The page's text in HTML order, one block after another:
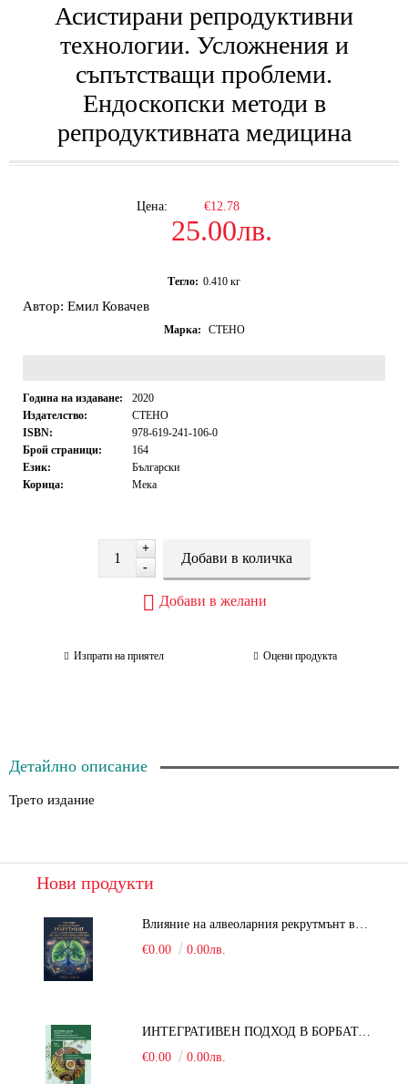
Асистирани репродуктивни
технологии. Усложнения и
съпътстващи проблеми.
Ендоскопски методи в
репродуктивната медицина
Цена: €12.78
25.00лв.
Тегло: 0.410 кг
Автор: Емил Ковачев
Марка: СТЕНО
Година на издаване:
2020
Издателство:
СТЕНО
ISBN:
978-619-241-106-0
Брой страници:
164
Език:
Български
Корица:
Мека
+
-
Добави в желани
Изпрати на приятел Оцени продукта
Детайлно описание
Трето издание
Нови продукти
€0.00
0.00лв.
ИНТЕГРАТИВЕН ПОДХОД В БОРБАТА С COVID-19: От патогенезата на Sars-Cov-2 до фитомедицината и етноботаниката. Антивирусна активност и терапевтичен потенциал на българските лечебни растения
€0.00
0.00лв.